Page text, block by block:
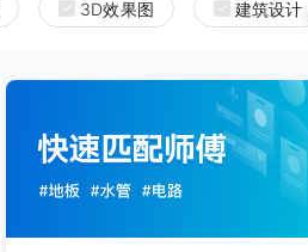
3D效果图 建筑设计